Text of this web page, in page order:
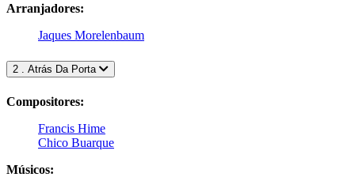
Arranjadores:
Jaques Morelenbaum
2 . Atrás Da Porta
Compositores:
Francis Hime
Chico Buarque
Músicos: